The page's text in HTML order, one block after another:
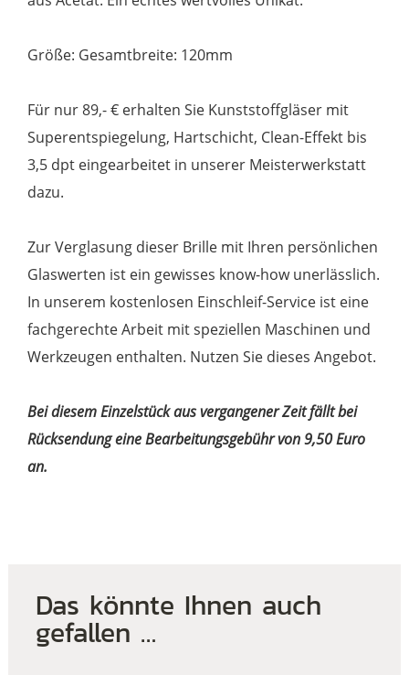
Größe: Gesamtbreite: 120mm
Für nur 89,- € erhalten Sie Kunststoffgläser mit
Superentspiegelung, Hartschicht, Clean-Effekt bis
3,5 dpt eingearbeitet in unserer Meisterwerkstatt
dazu.
Zur Verglasung dieser Brille mit Ihren persönlichen
Glaswerten ist ein gewisses know-how unerlässlich.
In unserem kostenlosen Einschleif-Service ist eine
fachgerechte Arbeit mit speziellen Maschinen und
Werkzeugen enthalten. Nutzen Sie dieses Angebot.
Bei diesem Einzelstück aus vergangener Zeit fällt bei
Rücksendung eine Bearbeitungsgebühr von 9,50 Euro
an.
Das könnte Ihnen auch
gefallen …